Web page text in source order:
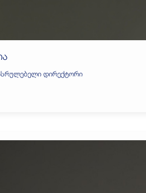
დირექტორი